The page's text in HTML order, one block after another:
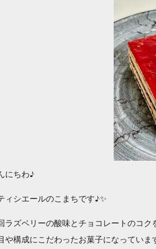
にちわ♪
ィシエールのこまちです♪✨
ラズベリーの酸味とチョコレートのコ
や構成にこだわったお菓子になってい